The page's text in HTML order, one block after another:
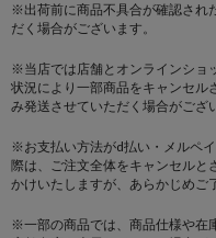
※出荷前に商品不具合が確認され
だく場合がございます。
※当店では店舗とオンラインショ
状況により一部商品をキャンセル
み発送させていただく場合がござ
※お支払い方法がd払い・メルペ
際は、ご注文全体をキャンセルと
かけいたしますが、あらかじめご
※一部の商品では、商品仕様や在